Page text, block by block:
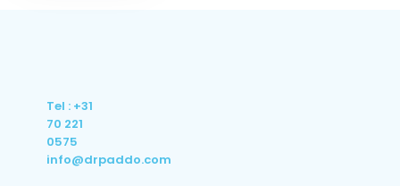
Tel : +31
70 221
0575
info@drpaddo.com